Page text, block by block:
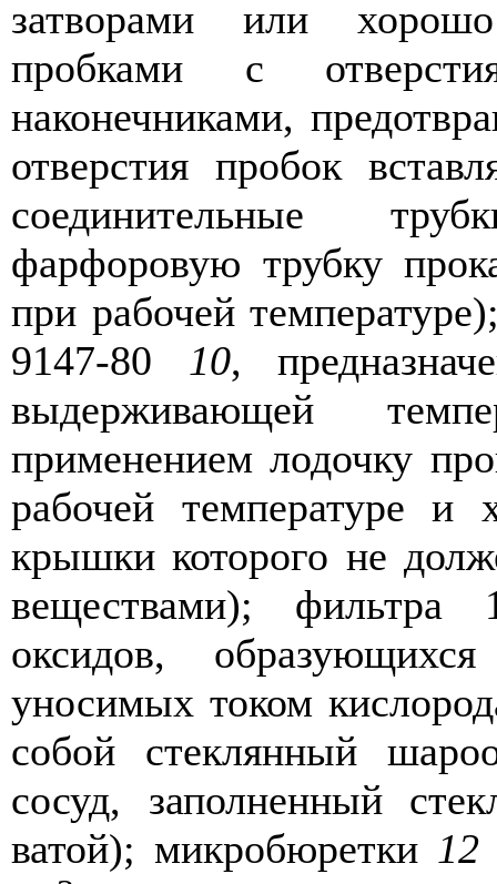
затворами или
пробками с
наконечниками,
отверстия пробок
соединительные
фарфоровую трубку
при рабочей
9147-80 10,
выдерживающей
применением лодочку
рабочей температуре и
крышки которого не
веществами); фильтра
оксидов,
уносимых током
собой стеклянный
сосуд, заполненный
ватой); микробюретки 12